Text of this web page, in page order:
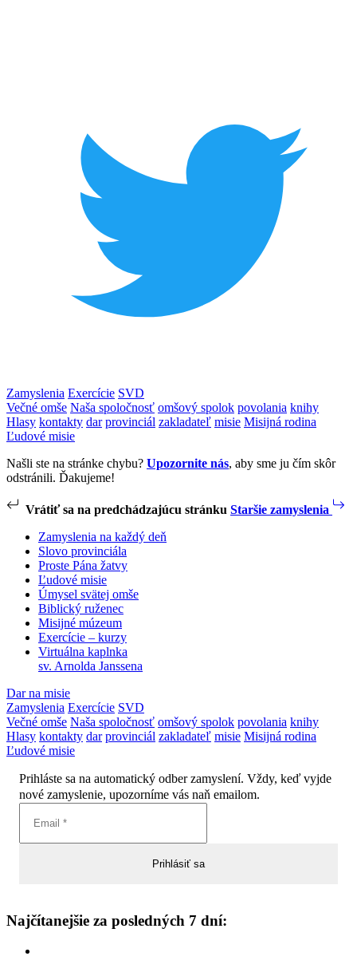
Zamyslenia Exercície SVD
Večné omše Naša spoločnosť omšový spolok povolania knihy
Hlasy kontakty dar provinciál zakladateľ misie Misijná rodina
Ľudové misie
Našli ste na stránke chybu? Upozornite nás, aby sme ju čím skôr
odstránili. Ďakujeme!
Vrátiť sa na predchádzajúcu stránku Staršie zamyslenia
Zamyslenia na každý deň
Slovo provinciála
Proste Pána žatvy
Ľudové misie
Úmysel svätej omše
Biblický ruženec
Misijné múzeum
Exercície – kurzy
Virtuálna kaplnka
sv. Arnolda Janssena
Dar na misie
Zamyslenia Exercície SVD
Večné omše Naša spoločnosť omšový spolok povolania knihy
Hlasy kontakty dar provinciál zakladateľ misie Misijná rodina
Ľudové misie
Prihláste sa na automatický odber zamyslení. Vždy, keď vyjde
nové zamyslenie, upozorníme vás naň emailom.
Najčítanejšie za posledných 7 dní: